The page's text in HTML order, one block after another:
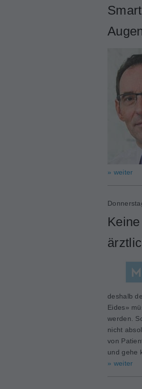
» weiter
deshalb
Eides»
werden.
nicht
von
und gehe
» weiter